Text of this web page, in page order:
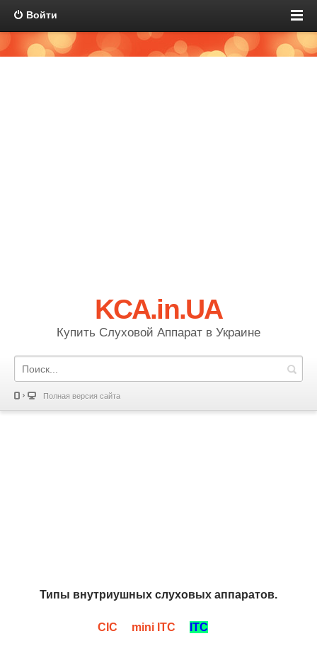
Войти
KCA.in.UA
Купить Слуховой Аппарат в Украине
Полная версия сайта
Типы внутриушных слуховых аппаратов.
CIC mini ITC ITC